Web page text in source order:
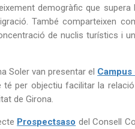
demogràfic que
També comparteixen
de nuclis turístics i
Soler van presentar el
té per objectiu facilitar la
de Girona.
Prospectsaso del Consell